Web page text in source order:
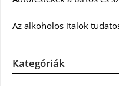
Az alkoholos italok
Kategóriák